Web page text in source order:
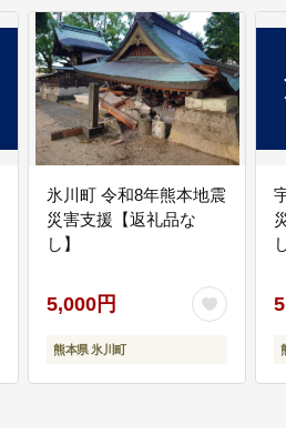
氷川町 令和8年熊本地震
災害支援【返礼品な
し】
5,000円
熊本県 氷川町